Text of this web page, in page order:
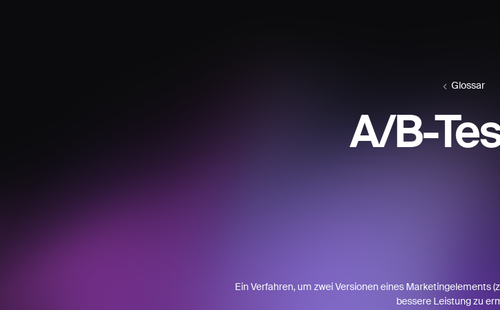
Glossar
A/B-
Ein Verfahren, um zwei Versionen eines Marketingelements
bessere Leistung zu